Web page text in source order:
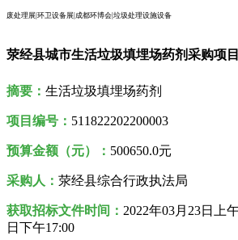
废处理展|环卫设备展| 成都环博会|垃圾处理设施设备
荥经县城市生活垃圾填埋场药剂采购项目
摘要： 生活垃圾填埋场药剂
项目编号： 511822202200003
预算金额（元）： 500650.0元
采购人： 荥经县综合行政执法局
获取招标文件时间： 2022年03月23日 上
日下午17:00